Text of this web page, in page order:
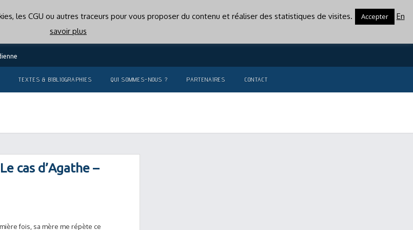
TEXTES & BIBLIOGRAPHIES QUI SOMMES-NOUS ? PARTENAIRES CONTACT
cas d’Agathe –
fois, sa mère me répète ce
les CGU ou autres traceurs pour vous proposer du contenu et réaliser des statistiques de visites. Accepter
En
savoir plus